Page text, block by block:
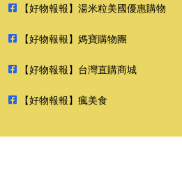
【好物報報】湯米粒美國優惠購物
【好物報報】媽寶購物團
【好物報報】台灣直購商城
【好物報報】瘋美食